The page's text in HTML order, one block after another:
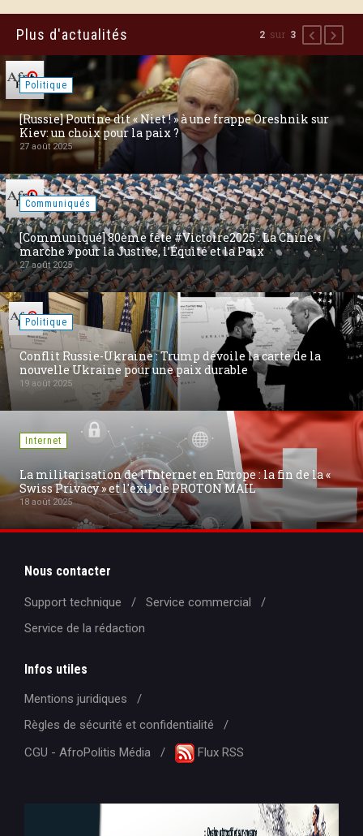
Plus d'actualités
Politique
[Russie] Poutine dit « Niet ! » à une frappe Oreshnik sur
Kiev: un choix pour la paix ?
27 août 2025
Communiqués
[Communiqué] 80ème fête #Victoire2025 : La Chine «
marche » pour la Justice, l’Équité et la Paix
27 août 2025
Politique
Conflit Russie-Ukraine : Trump dévoile la carte de la
nouvelle Ukraine pour une paix durable
19 août 2025
Internet
La militarisation de l'Internet en Europe : la fin de la «
Swiss Privacy » et l'exil de PROTON MAIL
18 août 2025
2 sur 3 Précédent
Nous contacter
Support technique
Service commercial
Service de la rédaction
Infos utiles
Mentions juridiques
Règles de sécurité et confidentialité
CGU - AfroPolitis Média
Flux RSS